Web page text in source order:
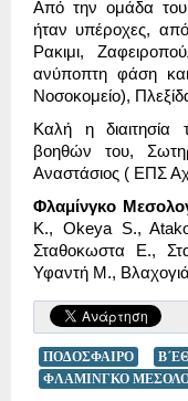
Απότην ομάδατου
ήταν υπέροχες, απ
Ρακιμι, Ζαφειροπού
ανύποπτη φάση κ
Νοσοκομείο), Πλεξίδ
Καλή η διαιτησία
βοηθών του,
Αναστάσιος ( ΕΠΣ
Φλαμίνγκο
Κ., Okeya S.,
Σταθοκωστα Ε., Στ
Υφαντή Μ., Βλαχογιά
ΠΟΔΟΣΦΑΙΡΟ
ΦΛΑΜΙΝΓΚΟ